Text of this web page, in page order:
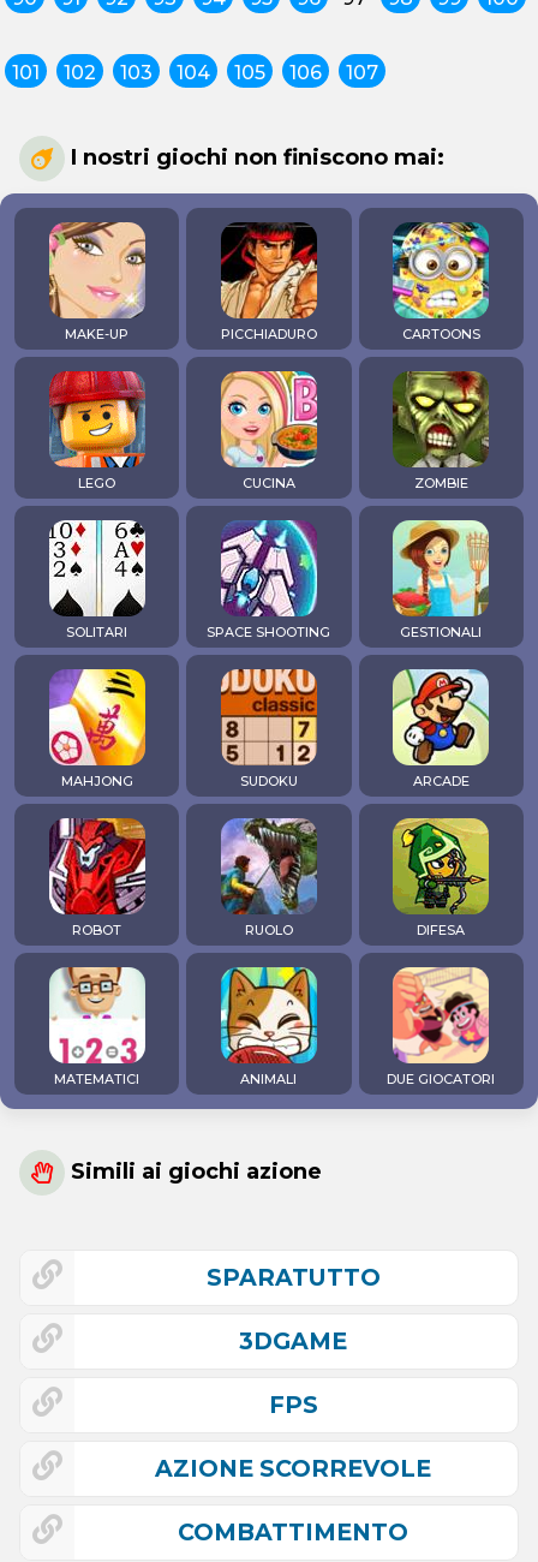
101 102 103 104 105 106 107
I nostri giochi non finiscono mai:
MAKE-UP PICCHIADURO CARTOONS
LEGO CUCINA ZOMBIE
SOLITARI SPACE SHOOTING GESTIONALI
MAHJONG SUDOKU ARCADE
ROBOT RUOLO DIFESA
MATEMATICI ANIMALI DUE GIOCATORI
Simili ai giochi azione
SPARATUTTO
3DGAME
FPS
AZIONE SCORREVOLE
COMBATTIMENTO